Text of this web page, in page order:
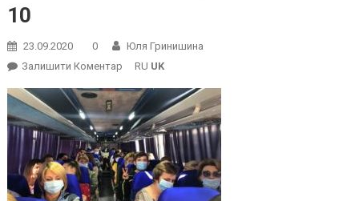
10
23.09.2020 0
Юля Гринишина
Залишити КоментарOn RU UK